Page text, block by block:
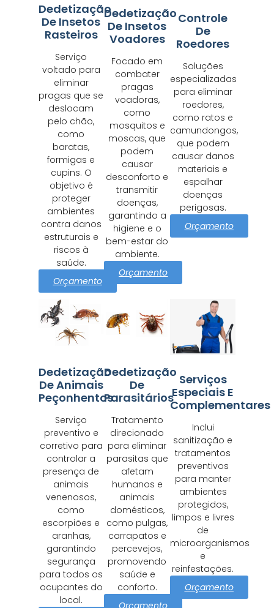
Dedetização
De Insetos
Rasteiros
Serviço
voltado para
eliminar
pragas que se
deslocam
pelo chão,
como
baratas,
formigas e
cupins. O
objetivo é
proteger
ambientes
contra danos
estruturais e
riscos à
saúde.
Orçamento
Dedetização
De Insetos
Voadores
Focado em
combater
pragas
voadoras,
como
mosquitos e
moscas, que
podem
causar
desconforto e
transmitir
doenças,
garantindo a
higiene e o
bem-estar do
ambiente.
Orçamento
Controle
De
Roedores
Soluções
especializadas
para eliminar
roedores,
como ratos e
camundongos,
que podem
causar danos
materiais e
espalhar
doenças
perigosas.
Orçamento
Dedetização
De Animais
Peçonhentos
Serviço
preventivo e
corretivo para
controlar a
presença de
animais
venenosos,
como
escorpiões e
aranhas,
garantindo
segurança
para todos os
ocupantes do
local.
Dedetização
De
Parasitários
Tratamento
direcionado
para eliminar
parasitas que
afetam
humanos e
animais
domésticos,
como pulgas,
carrapatos e
percevejos,
promovendo
saúde e
conforto.
Serviços
Especiais E
Complementares
Inclui
sanitização e
tratamentos
preventivos
para manter
ambientes
protegidos,
limpos e livres
de
microorganismos
e
reinfestações.
Orçamento